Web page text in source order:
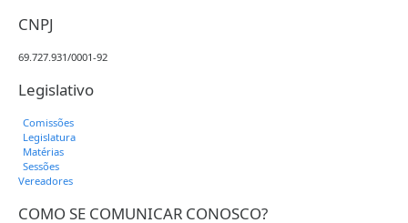
CNPJ
69.727.931/0001-92
Legislativo
Comissões
Legislatura
Matérias
Sessões
Vereadores
COMO SE COMUNICAR CONOSCO?